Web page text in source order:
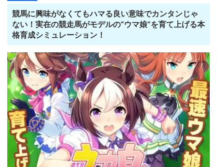
競馬に興味がなくてもハマる良い意味でカンタンじゃ
ない！実在の競走馬がモデルの“ウマ娘”を育て上げる本
格育成シミュレーション！